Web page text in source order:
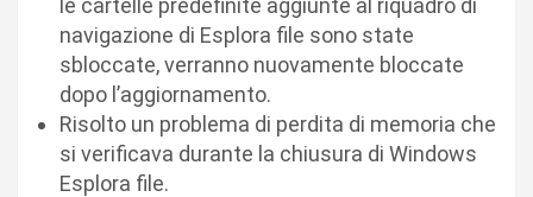
le cartelle predefinite aggiunte al riquadro di
navigazione di Esplora file sono state
sbloccate, verranno nuovamente bloccate
dopo l’aggiornamento.
Risolto un problema di perdita di memoria che
si verificava durante la chiusura di Windows
Esplora file.